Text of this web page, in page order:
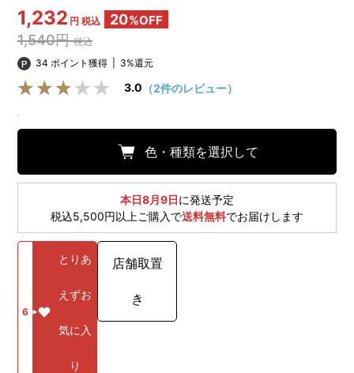
1,232 円 税込 20%OFF
1,540円税込
34 ポイント獲得
3%還元
3.0 （2件のレビュー）
色・種類を選択して
本日8月9日に発送予定
税込5,500円以上ご購入で送料無料でお届けします
6
とりあ
えずお
気に入
り
店舗取置
き